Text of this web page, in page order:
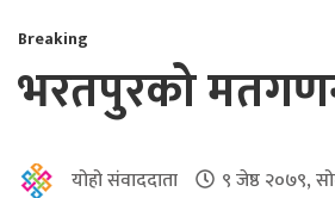
Breaking
भरतपुरको
योहो संवाददाता ९ जेष्ठ २०७९,